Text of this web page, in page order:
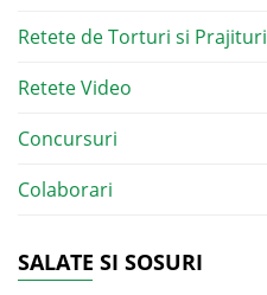
Retete de Torturi si Prajituri
Retete Video
Concursuri
Colaborari
SALATE SI SOSURI